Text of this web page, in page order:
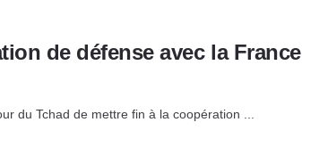
de défense avec la France
du Tchad de mettre fin à la coopération ...